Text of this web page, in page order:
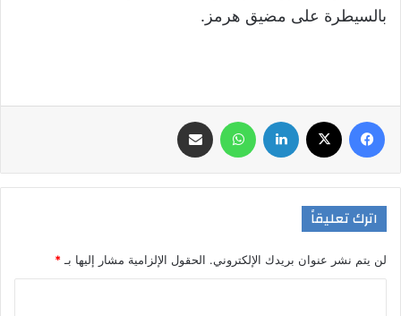
بالسيطرة على مضيق هرمز.
اترك تعليقاً
لن يتم نشر عنوان بريدك الإلكتروني. الحقول الإلزامية مشار إليها بـ *